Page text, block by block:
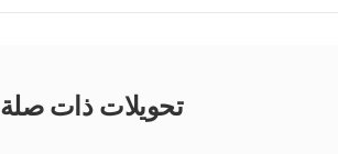
تحويلات ذات صلة